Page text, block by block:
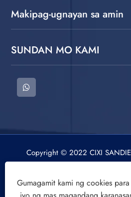
Makipag-ugnayan sa amin
SUNDAN MO KAMI
Copyright © 2022 CIXI SANDIE
APPLIANCE CO.,LTD.
Air Cooling Fan All Rights
Gumagamit kami ng cookies